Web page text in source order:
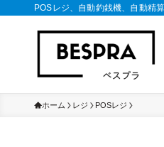
POSレジ、自動釣銭機、自動精
ホーム レジ POSレジ